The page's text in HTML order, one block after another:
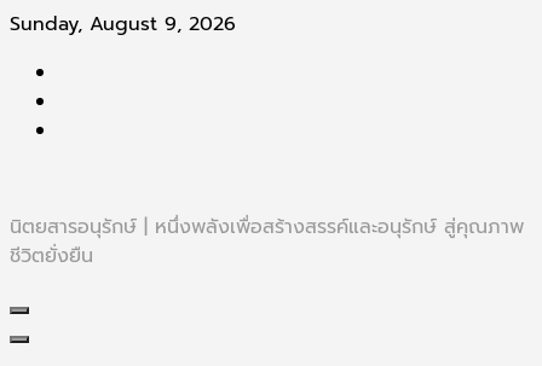
Skip
content
Sunday, August 9, 2026
นิตยสารอนุรักษ์ | หนึ่งพลังเพื่อสร้างสรรค์และอนุรักษ์ สู่คุณภาพ
ชีวิตยั่งยืน